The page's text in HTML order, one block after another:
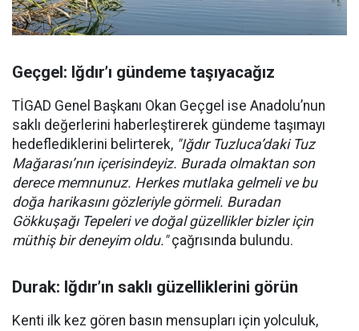
Geçgel: Iğdır’ı gündeme taşıyacağız
TİGAD Genel Başkanı Okan Geçgel ise Anadolu’nun
saklı değerlerini haberleştirerek gündeme taşımayı
hedeflediklerini belirterek, "Iğdır Tuzluca’daki Tuz
Mağarası’nın içerisindeyiz. Burada olmaktan son
derece memnunuz. Herkes mutlaka gelmeli ve bu
doğa harikasını gözleriyle görmeli. Buradan
Gökkuşağı Tepeleri ve doğal güzellikler bizler için
müthiş bir deneyim oldu."çağrısında bulundu.
Durak: Iğdır’ın saklı güzelliklerini görün
Kenti ilk kez gören basın mensupları için yolculuk,